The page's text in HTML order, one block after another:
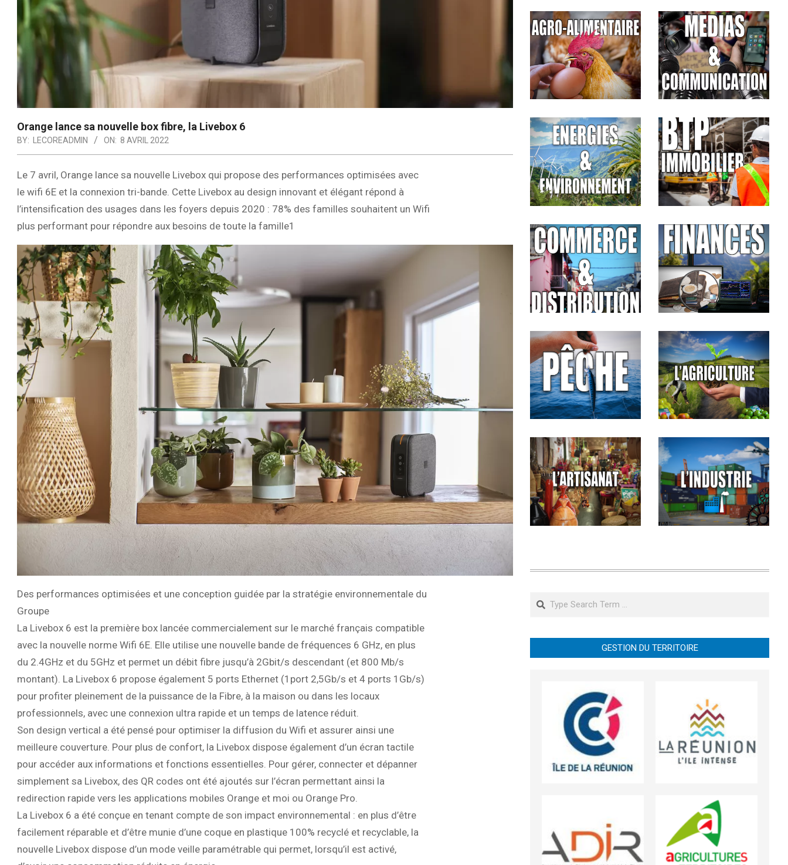
Orange lance sa nouvelle box fibre, la Livebox 6
BY: LECOREADMIN ON: 8 AVRIL 2022
Le 7 avril, Orange lance sa nouvelle Livebox qui propose des performances optimisées avec
le wifi 6E et la connexion tri-bande. Cette Livebox au design innovant et élégant répond à
l’intensification des usages dans les foyers depuis 2020 : 78% des familles souhaitent un Wifi
plus performant pour répondre aux besoins de toute la famille1
Des performances optimisées et une conception guidée par la stratégie environnementale du
Groupe
La Livebox 6 est la première box lancée commercialement sur le marché français compatible
avec la nouvelle norme Wifi 6E. Elle utilise une nouvelle bande de fréquences 6 GHz, en plus
du 2.4GHz et du 5GHz et permet un débit fibre jusqu’à 2Gbit/s descendant (et 800 Mb/s
montant). La Livebox 6 propose également 5 ports Ethernet (1port 2,5Gb/s et 4 ports 1Gb/s)
pour profiter pleinement de la puissance de la Fibre, à la maison ou dans les locaux
professionnels, avec une connexion ultra rapide et un temps de latence réduit.
Son design vertical a été pensé pour optimiser la diffusion du Wifi et assurer ainsi une
meilleure couverture. Pour plus de confort, la Livebox dispose également d’un écran tactile
pour accéder aux informations et fonctions essentielles. Pour gérer, connecter et dépanner
simplement sa Livebox, des QR codes ont été ajoutés sur l’écran permettant ainsi la
redirection rapide vers les applications mobiles Orange et moi ou Orange Pro.
La Livebox 6 a été conçue en tenant compte de son impact environnemental : en plus d’être
facilement réparable et d’être munie d’une coque en plastique 100% recyclé et recyclable, la
nouvelle Livebox dispose d’un mode veille paramétrable qui permet, lorsqu’il est activé,
Search
GESTION DU TERRITOIRE